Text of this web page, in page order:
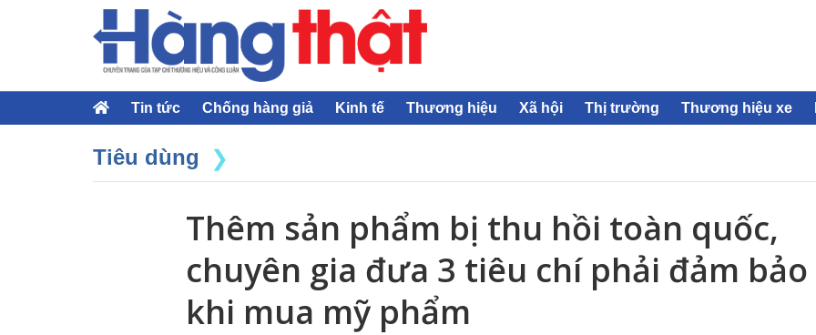
Tin tức Chống hàng giả Kinh tế Thương hiệu Xã hội Thị trường Thương hiệu xe
Tiêu dùng
Thêm sản phẩm bị thu hồi toàn quốc,
chuyên gia đưa 3 tiêu chí phải đảm bảo
khi mua mỹ phẩm